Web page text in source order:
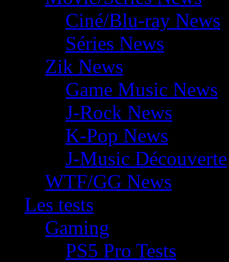
Ciné/Blu-ray News
Séries News
Zik News
Game Music News
J-Rock News
K-Pop News
J-Music Découverte
WTF/GG News
Les tests
Gaming
PS5 Pro Tests